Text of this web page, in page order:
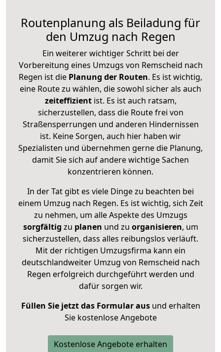
Routenplanung als Beiladung für
den Umzug nach Regen
Ein weiterer wichtiger Schritt bei der
Vorbereitung eines Umzugs von Remscheid nach
Regen ist die Planung der Routen. Es ist wichtig,
eine Route zu wählen, die sowohl sicher als auch
zeiteffizientist. Es ist auch ratsam,
sicherzustellen, dass die Route frei von
Straßensperrungen und anderen Hindernissen
ist. Keine Sorgen, auch hier haben wir
Spezialisten und übernehmen gerne die Planung,
damit Sie sich auf andere wichtige Sachen
konzentrieren können.
In der Tat gibt es viele Dinge zu beachten bei
einem Umzug nach Regen. Es ist wichtig, sich Zeit
zu nehmen, um alle Aspekte des Umzugs
sorgfältig zu planen und zu organisieren, um
sicherzustellen, dass alles reibungslos verläuft.
Mit der richtigen Umzugsfirma kann ein
deutschlandweiter Umzug von Remscheid nach
Regen erfolgreich durchgeführt werden und
dafür sorgen wir.
Füllen Sie jetzt das Formular ausund erhalten
Sie kostenlose Angebote
Kostenlose Angebote erhalten